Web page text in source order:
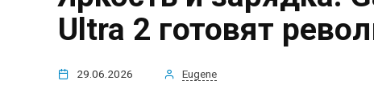
Ultra 2 готовят
29.06.2026 Eugene